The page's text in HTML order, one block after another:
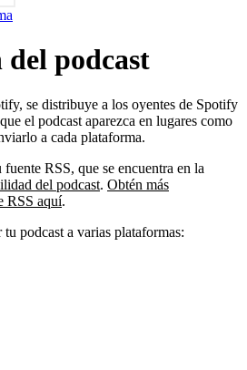
podcast
se distribuye a los oyentes de Spotify
el podcast aparezca en lugares como
a cada plataforma.
fuente RSS, que se encuentra en la
del podcast. Obtén más
RSS aquí.
podcast a varias plataformas: